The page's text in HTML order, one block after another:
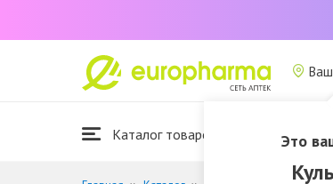
Это
Каталог товаров